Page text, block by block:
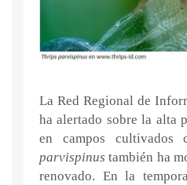
La Red Regional de
ha alertado sobre la alta
en campos cultivados
parvispinus también ha
renovado. En la